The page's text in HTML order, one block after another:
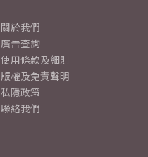
關於我們
廣告查詢
使用條款及細則
版權及免責聲明
私隱政策
聯絡我們